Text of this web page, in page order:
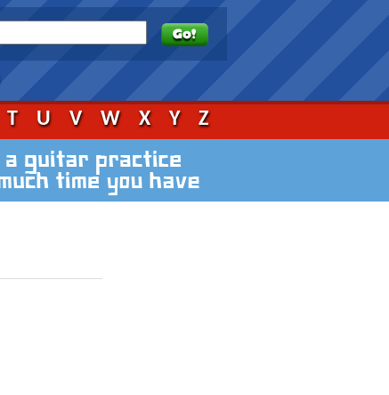
T U V W X Y Z